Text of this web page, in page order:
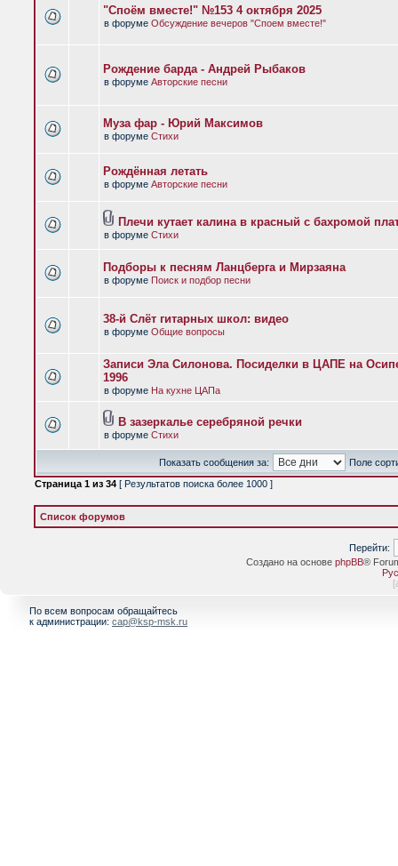
"Споём вместе!" №153 4 октября 2025
в форуме Обсуждение вечеров "Споем вместе!"
Рождение барда - Андрей Рыбаков
в форуме Авторские песни
Муза фар - Юрий Максимов
в форуме Стихи
Рождённая летать
в форуме Авторские песни
Плечи кутает калина в красный с бахромой
в форуме Стихи
Подборы к песням Ланцберга и Мирзаяна
в форуме Поиск и подбор песни
38-й Слёт гитарных школ: видео
в форуме Общие вопросы
Записи Эла Силонова. Посиделки в ЦАПЕ на
1996
в форуме На кухне ЦАПа
В зазеркалье серебряной речки
в форуме Стихи
Показать сообщения за:
Поле
Страница 1 из 34 [ Результатов поиска более 1000 ]
Список форумов
Перейти:
Создано на основе phpBB®
[
По всем вопросам обращайтесь
к администрации: cap@ksp-msk.ru